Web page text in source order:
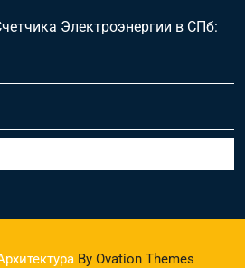
Электроэнергии в СПб:
By Ovation Themes